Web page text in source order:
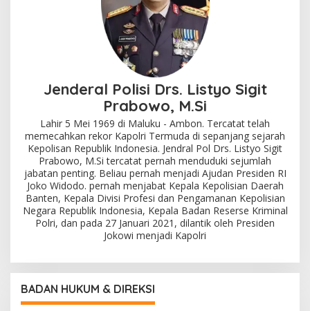
Jenderal Polisi Drs. Listyo Sigit
Prabowo, M.Si
Lahir 5 Mei 1969 di Maluku - Ambon. Tercatat telah
memecahkan rekor Kapolri Termuda di sepanjang sejarah
Kepolisan Republik Indonesia. Jendral Pol Drs. Listyo Sigit
Prabowo, M.Si tercatat pernah menduduki sejumlah
jabatan penting. Beliau pernah menjadi Ajudan Presiden RI
Joko Widodo. pernah menjabat Kepala Kepolisian Daerah
Banten, Kepala Divisi Profesi dan Pengamanan Kepolisian
Negara Republik Indonesia, Kepala Badan Reserse Kriminal
Polri, dan pada 27 Januari 2021, dilantik oleh Presiden
Jokowi menjadi Kapolri
BADAN HUKUM & DIREKSI